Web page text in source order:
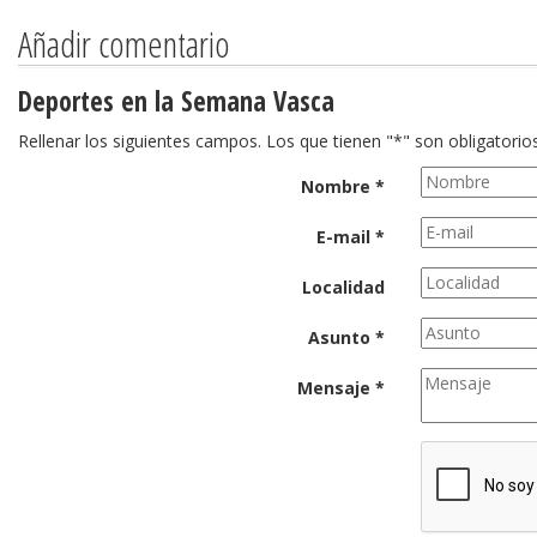
Añadir comentario
Deportes en la Semana Vasca
Rellenar los siguientes campos. Los que tienen "*" son
Nombre *
E-mail *
Localidad
Asunto *
Mensaje *